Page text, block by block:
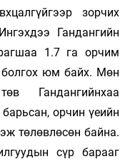
зорчих
Гандангийн
1.7 га орчим
юм байх. Мөн
Гандангийнхаа
орчин үеийн
төлөвлөсөн байна.
сүр барааг